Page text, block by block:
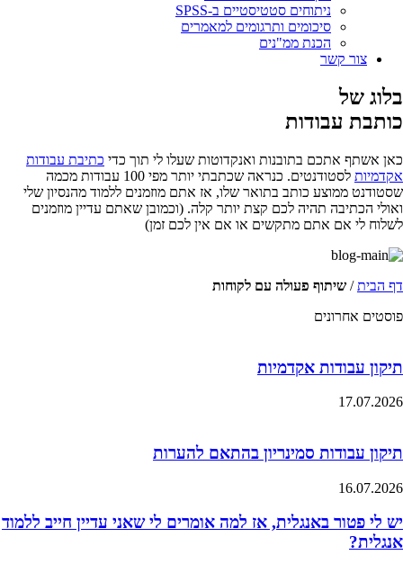
ניתוחים סטטיסטיים ב-SPSS
סיכומים ותרגומים למאמרים
הכנת ממ"נים
צור קשר
בלוג של
כותבת עבודות
כאן אשתף אתכם בתובנות ואנקדוטות שעלו לי תוך כדי כתיבת עבודות
אקדמיות
לסטודנטים. כנראה שכתבתי יותר מפי 100 עבודות מכמה
שסטודנט ממוצע כותב בתואר שלו, אז אתם מוזמנים ללמוד מהנסיון שלי
ואולי הכתיבה תהיה לכם קצת יותר קלה. (וכמובן שאתם עדיין מוזמנים
לשלוח לי אם אתם מתקשים או אם אין לכם זמן)
דף הבית/ שיתוף פעולה עם לקוחות
פוסטים אחרונים
תיקון עבודות אקדמיות
17.07.2026
תיקון עבודות סמינריון בהתאם להערות
16.07.2026
יש לי פטור באנגלית, אז למה אומרים לי שאני עדיין חייב ללמוד
אנגלית?